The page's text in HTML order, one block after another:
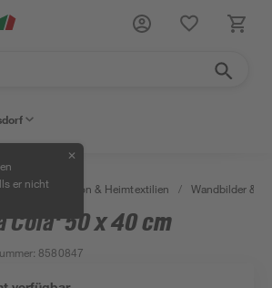
er nicht
✕
/ Dekoration & Heimtextilien / Wandbilder &
Cola' 50 x 40 cm
: 8580847